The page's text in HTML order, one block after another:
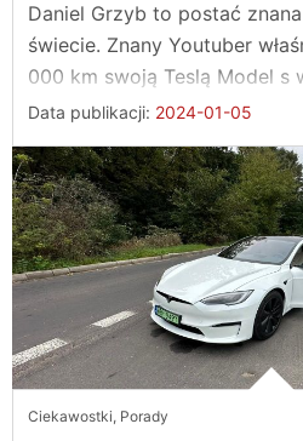
Daniel Grzyb to postać
świecie. Znany Youtuber
000 km swoją Teslą Model s
Data publikacji: 2024-01-05
Ciekawostki Porady